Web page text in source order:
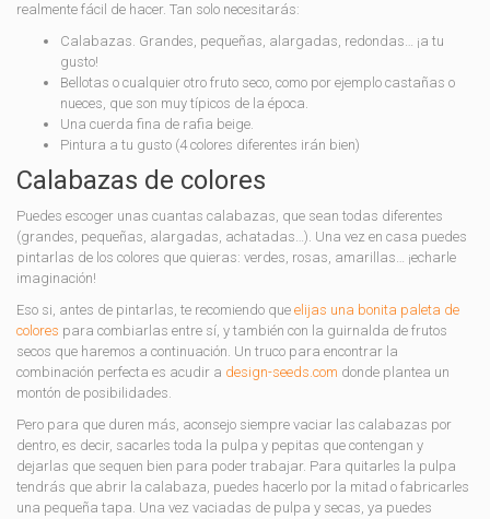
realmente fácil de hacer. Tan solo necesitarás:
Calabazas. Grandes, pequeñas, alargadas, redondas… ¡a tu
gusto!
Bellotas o cualquier otro fruto seco, como por ejemplo castañas o
nueces, que son muy típicos de la época.
Una cuerda fina de rafia beige.
Pintura a tu gusto (4 colores diferentes irán bien)
Calabazas de colores
Puedes escoger unas cuantas calabazas, que sean todas diferentes
(grandes, pequeñas, alargadas, achatadas…). Una vez en casa puedes
pintarlas de los colores que quieras: verdes, rosas, amarillas… ¡echarle
imaginación!
Eso si, antes de pintarlas, te recomiendo que elijas una bonita paleta de
colores para combiarlas entre sí, y también con la guirnalda de frutos
secos que haremos a continuación. Un truco para encontrar la
combinación perfecta es acudir a design-seeds.com donde plantea un
montón de posibilidades.
Pero para que duren más, aconsejo siempre vaciar las calabazas por
dentro, es decir, sacarles toda la pulpa y pepitas que contengan y
dejarlas que sequen bien para poder trabajar. Para quitarles la pulpa
tendrás que abrir la calabaza, puedes hacerlo por la mitad o fabricarles
una pequeña tapa. Una vez vaciadas de pulpa y secas, ya puedes